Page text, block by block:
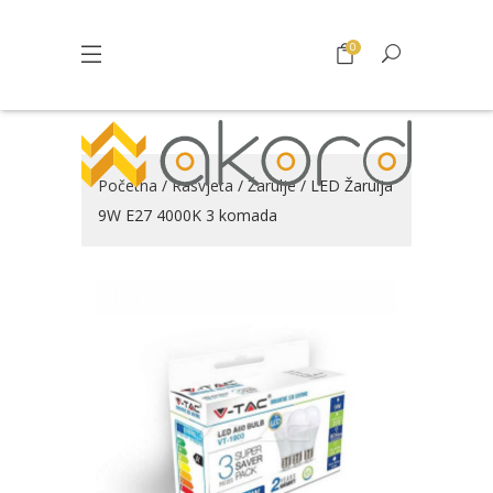
0
Početna /Rasvjeta /Žarulje/ LED Žarulja
9W E27 4000K 3 komada